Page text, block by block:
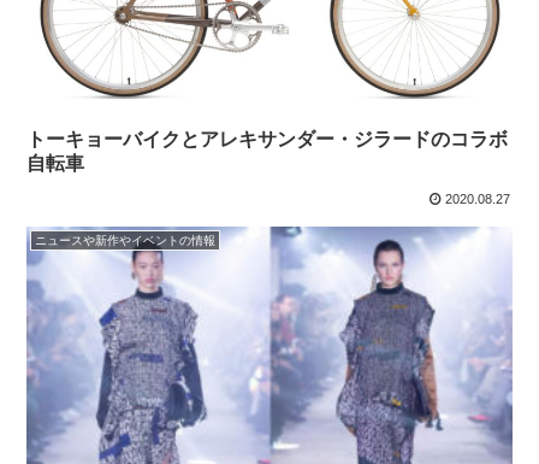
トーキョーバイクとアレキサンダー・ジラードのコラボ
自転車
2020.08.27
ニュースや新作やイベントの情報